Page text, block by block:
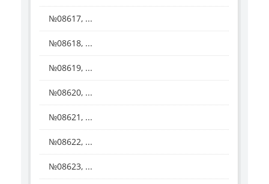
№08617, ...
№08618, ...
№08619, ...
№08620, ...
№08621, ...
№08622, ...
№08623, ...